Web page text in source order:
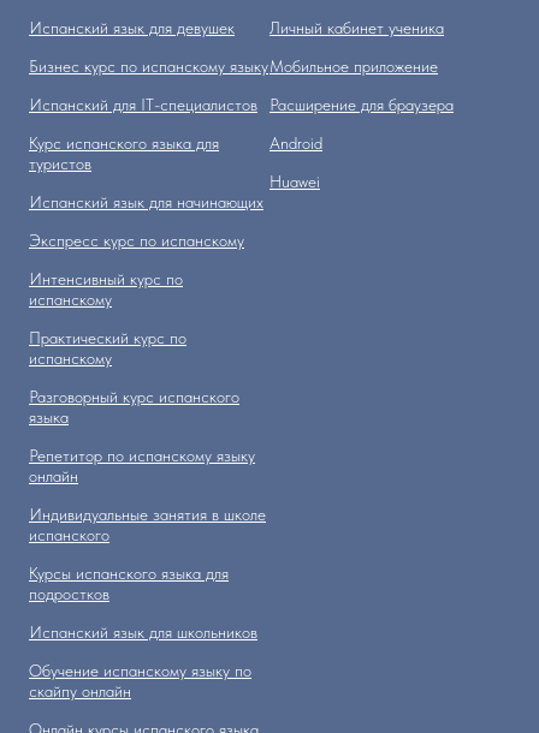
Испанский язык для девушек
Бизнес курс по испанскому языку
Испанский для IT-специалистов
Курс испанского языка для
туристов
Испанский язык для начинающих
Экспресс курс по испанскому
Интенсивный курс по
испанскому
Практический курс по
испанскому
Разговорный курс испанского
языка
Репетитор по испанскому языку
онлайн
Индивидуальные занятия в школе
испанского
Курсы испанского языка для
подростков
Испанский язык для школьников
Обучение испанскому языку по
скайпу онлайн
Онлайн курсы испанского языка
Личный кабинет ученика
Мобильное приложение
Расширение для браузера
Аndroid
Huawei